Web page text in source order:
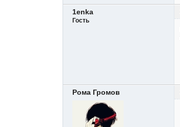
1enka
Гость
Рома Громов